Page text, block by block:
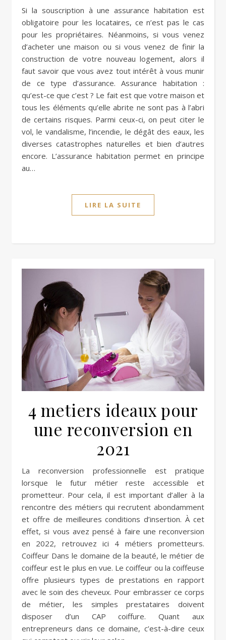
Si la souscription à une assurance habitation est
obligatoire pour les locataires, ce n’est pas le cas
pour les propriétaires. Néanmoins, si vous venez
d’acheter une maison ou si vous venez de finir la
construction de votre nouveau logement, alors il
faut savoir que vous avez tout intérêt à vous munir
de ce type d’assurance. Assurance habitation :
qu’est-ce que c’est ? Le fait est que votre maison et
tous les éléments qu’elle abrite ne sont pas à l’abri
de certains risques. Parmi ceux-ci, on peut citer le
vol, le vandalisme, l’incendie, le dégât des eaux, les
diverses catastrophes naturelles et bien d’autres
encore. L’assurance habitation permet en principe
au…
LIRE LA SUITE
4 metiers ideaux pour
une reconversion en
2021
La reconversion professionnelle est pratique
lorsque le futur métier reste accessible et
prometteur. Pour cela, il est important d’aller à la
rencontre des métiers qui recrutent abondamment
et offre de meilleures conditions d’insertion. À cet
effet, si vous avez pensé à faire une reconversion
en 2022, retrouvez ici 4 métiers prometteurs.
Coiffeur Dans le domaine de la beauté, le métier de
coiffeur est le plus en vue. Le coiffeur ou la coiffeuse
offre plusieurs types de prestations en rapport
avec le soin des cheveux. Pour embrasser ce corps
de métier, les simples prestataires doivent
disposer d’un CAP coiffure. Quant aux
entrepreneurs dans ce domaine, c’est-à-dire ceux